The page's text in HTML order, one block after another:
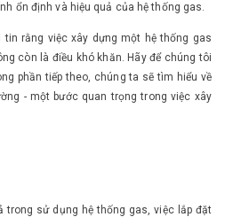
ổn định và hiệu quả của hệ thống gas.
rằng việc xây dựng một hệ thống gas
còn là điều khó khăn. Hãy để chúng tôi
phần tiếp theo, chúng ta sẽ tìm hiểu về
- một bước quan trọng trong việc xây
trong sử dụng hệ thống gas, việc lắp đặt